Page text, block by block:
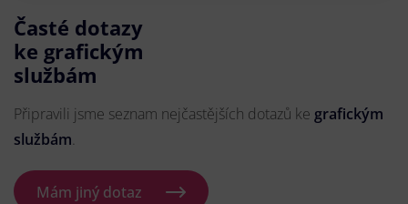
Časté dotazy
ke grafickým
službám
Připravili jsme seznam nejčastějších dotazů ke grafickým
službám.
Mám jiný dotaz